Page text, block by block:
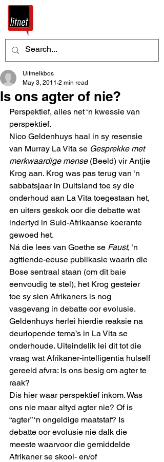
Is ons agter of nie?
Uitmelkbos
May 3, 2011 2 min read
Perspektief, alles net ‘n kwessie van
perspektief.
Nico Geldenhuys haal in sy resensie
van Murray La Vita se Gesprekke met
merkwaardige mense (Beeld) vir Antjie
Krog aan. Krog was pas terug van ‘n
sabbatsjaar in Duitsland toe sy die
onderhoud aan La Vita toegestaan het,
en uiters geskok oor die debatte wat
indertyd in Suid-Afrikaanse koerante
gewoed het.
Ná die lees van Goethe se Faust, ‘n
agttiende-eeuse publikasie waarin die
Bose sentraal staan (om dit baie
eenvoudig te stel), het Krog gesteier
toe sy sien Afrikaners is nog
vasgevang in debatte oor evolusie.
Geldenhuys herlei hierdie reaksie na
deurlopende tema’s in La Vita se
onderhoude. Uiteindelik lei dit tot die
vraag wat Afrikaner-intelligentia hulself
gereeld afvra: Is ons besig om agter te
raak?
Dis hier waar perspektief inkom. Was
ons nie maar altyd agter nie? Of is
“agter” ‘n ongeldige maatstaf? Is
debatte oor evolusie nie dalk die
meeste waarvoor die gemiddelde
Afrikaner se skool- en/of